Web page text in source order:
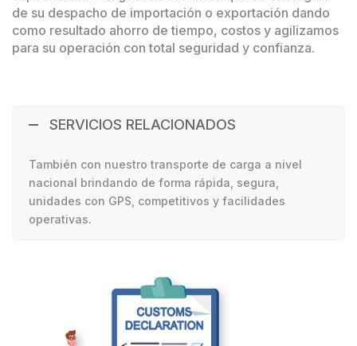
[group opcion_m3 clear_on_hide]
[group opcion_kg clear_on_hide]
[group opcion_tn clear_on_hide]
[group opcion_cantidad clear_on_hide]
de su despacho de importación o exportación dando
como resultado ahorro de tiempo, costos y agilizamos
para su operación con total seguridad y confianza.
SERVICIOS RELACIONADOS
También con nuestro transporte de carga a nivel
nacional brindando de forma rápida, segura,
unidades con GPS, competitivos y facilidades
operativas.